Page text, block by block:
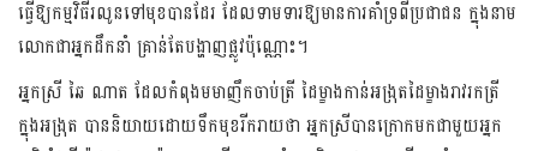
ធ្វើឱ្យកម្មវិធីរលូនទៅមុខបានដែរ ដែលទាមទារ​ឱ្យ​មាន​ការ​គាំទ្រ​ពីប្រជា​ជន​ ក្នុង​នាម
លោក​ជាអ្នកដឹកនាំ គ្រាន់តែបង្ហាញផ្លូវប៉ុណ្ណោះ។
អ្នកស្រី ឆៃ ណាត ដែលកំពុងមមាញឹក​ចាប់ត្រី ដៃម្ខាងកាន់អង្រុតដៃម្ខាងរាវរកត្រី
ក្នុងអង្រុត បាននិយាយដោយទឹកមុខ​រីករាយថា អ្នកស្រី​បាន​ក្រោក​មក​ជាមួយ​អ្នក